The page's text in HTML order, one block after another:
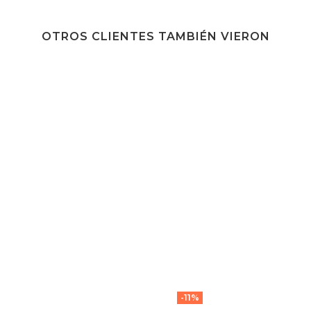
OTROS CLIENTES TAMBIÉN VIERON
-11%